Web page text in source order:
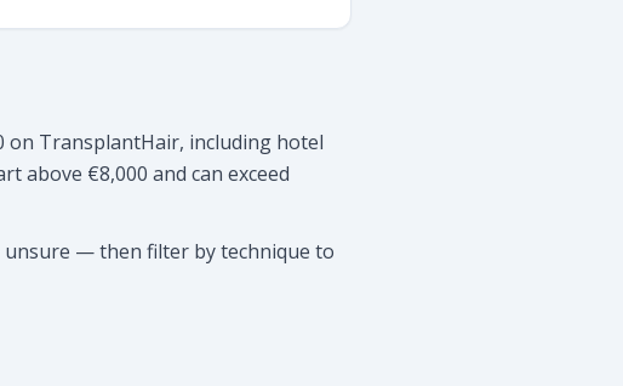
on TransplantHair, including hotel
above €8,000 and can exceed
— then filter by technique to